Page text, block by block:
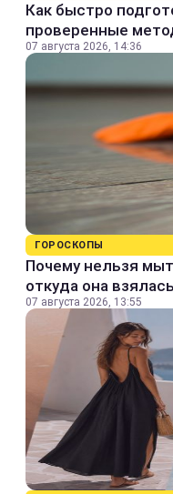
Как быстро
проверенные
07 августа 2026, 14:36
ГОРОСКОПЫ
Почему нельзя
откуда она взялась
07 августа 2026, 13:55